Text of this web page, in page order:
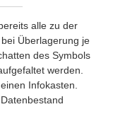
alle zu der
Überlagerung je
des Symbols
werden.
Infokasten.